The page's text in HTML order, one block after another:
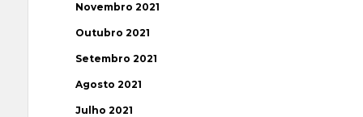
Novembro 2021
Outubro 2021
Setembro 2021
Agosto 2021
Julho 2021